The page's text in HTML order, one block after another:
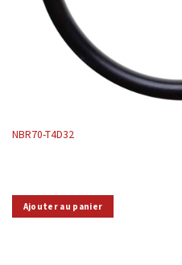
NBR70-T4D32
Ajouter au panier